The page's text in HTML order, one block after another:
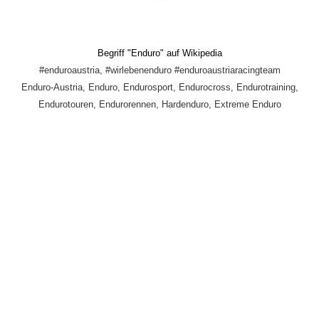
Begriff "Enduro" auf Wikipedia
#enduroaustria, #wirlebenenduro #enduroaustriaracingteam
Enduro-Austria, Enduro, Endurosport, Endurocross, Endurotraining,
Endurotouren, Endurorennen, Hardenduro, Extreme Enduro